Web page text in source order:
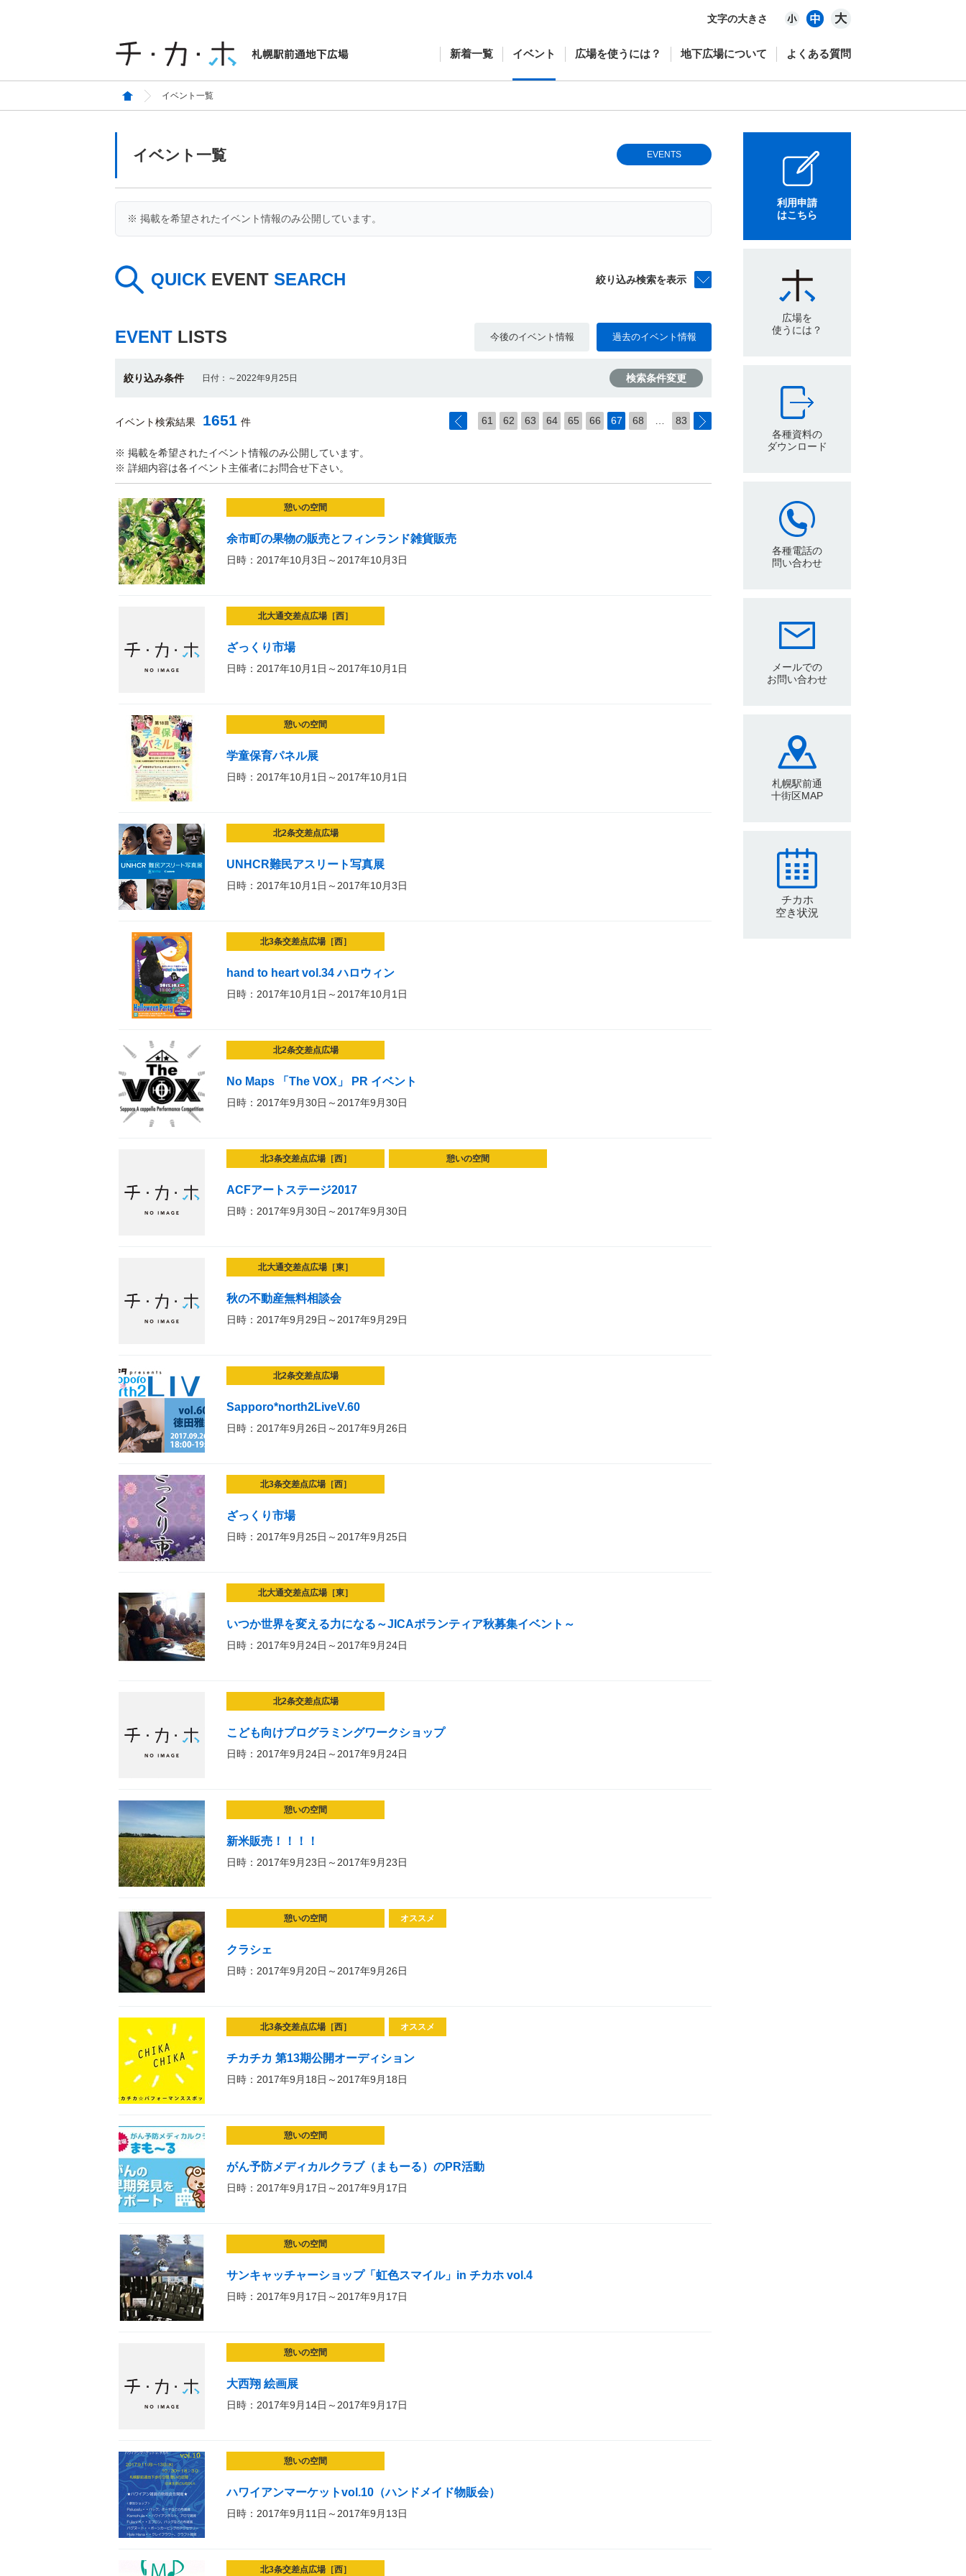
文字の大きさ
新着一覧 イベント 広場を使うには？ 地下広場について よくある質問
イベント一覧
イベント一覧 EVENTS
※ 掲載を希望されたイベント情報のみ公開しています。
QUICK EVENT SEARCH 絞り込み検索を表示
EVENT LISTS 今後のイベント情報 過去のイベント情報
絞り込み条件 日付：～2022年9月25日 検索条件変更
イベント検索結果 1651 件 61 62 63 64 65 66 67 68 83
※ 掲載を希望されたイベント情報のみ公開しています。
※ 詳細内容は各イベント主催者にお問合せ下さい。
憩いの空間
余市町の果物の販売とフィンランド雑貨販売
日時：2017年10月3日～2017年10月3日
北大通交差点広場［西］
ざっくり市場
日時：2017年10月1日～2017年10月1日
憩いの空間
学童保育パネル展
日時：2017年10月1日～2017年10月1日
北2条交差点広場
UNHCR難民アスリート写真展
日時：2017年10月1日～2017年10月3日
北3条交差点広場［西］
hand to heart vol.34 ハロウィン
日時：2017年10月1日～2017年10月1日
北2条交差点広場
No Maps 「The VOX」 PR イベント
日時：2017年9月30日～2017年9月30日
北3条交差点広場［西］ 憩いの空間
ACFアートステージ2017
日時：2017年9月30日～2017年9月30日
北大通交差点広場［東］
秋の不動産無料相談会
日時：2017年9月29日～2017年9月29日
北2条交差点広場
Sapporo*north2LiveV.60
日時：2017年9月26日～2017年9月26日
北3条交差点広場［西］
ざっくり市場
日時：2017年9月25日～2017年9月25日
北大通交差点広場［東］
いつか世界を変える力になる～JICAボランティア秋募集イベント～
日時：2017年9月24日～2017年9月24日
北2条交差点広場
こども向けプログラミングワークショップ
日時：2017年9月24日～2017年9月24日
憩いの空間
新米販売！！！！
日時：2017年9月23日～2017年9月23日
憩いの空間 オススメ
クラシェ
日時：2017年9月20日～2017年9月26日
北3条交差点広場［西］ オススメ
チカチカ 第13期公開オーディション
日時：2017年9月18日～2017年9月18日
憩いの空間
がん予防メディカルクラブ（まもーる）のPR活動
日時：2017年9月17日～2017年9月17日
憩いの空間
サンキャッチャーショップ「虹色スマイル」in チカホ vol.4
日時：2017年9月17日～2017年9月17日
憩いの空間
大西翔 絵画展
日時：2017年9月14日～2017年9月17日
憩いの空間
ハワイアンマーケットvol.10（ハンドメイド物販会）
日時：2017年9月11日～2017年9月13日
北3条交差点広場［西］
利用申請
はこちら
広場を
使うには？
各種資料の
ダウンロード
各種電話の
問い合わせ
メールでの
お問い合わせ
札幌駅前通
十街区MAP
チカホ
空き状況